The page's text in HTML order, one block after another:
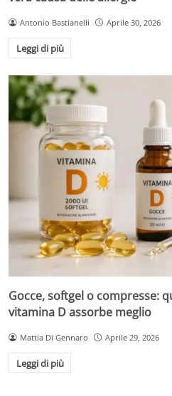
Antonio Bastianelli Aprile 30, 2026
Leggi di più
Gocce, softgel o compresse:
vitamina D assorbe meglio
Mattia Di Gennaro Aprile 29, 2026
Leggi di più